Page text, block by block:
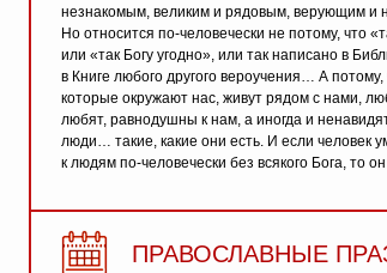
незнакомым, великим и рядовым, верующим
Но относится по-человечески не потому, что
или «так Богу угодно», или так написано в
в Книге любого другого вероучения… А
которые окружают нас, живут рядом с нами,
любят, равнодушны к нам, а иногда и
люди… такие, какие они есть. И если человек
к людям по-человечески без всякого Бога, то
ПРАВОСЛАВНЫЕ